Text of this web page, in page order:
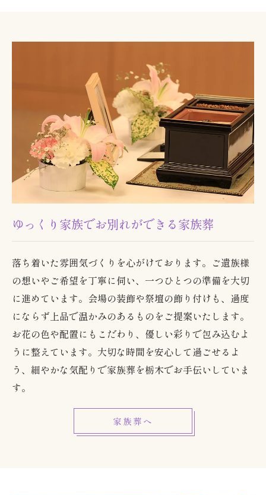
ゆっくり家族でお別れができる家族葬
落ち着いた雰囲気づくりを心がけております。ご遺族様
の想いやご希望を丁寧に伺い、一つひとつの準備を大切
に進めています。会場の装飾や祭壇の飾り付けも、過度
にならず上品で温かみのあるものをご提案いたします。
お花の色や配置にもこだわり、優しい彩りで包み込むよ
うに整えています。大切な時間を安心して過ごせるよ
う、細やかな気配りで家族葬を栃木でお手伝いしていま
す。
家族葬へ